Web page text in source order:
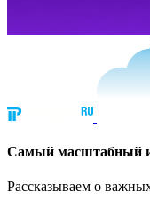
Cамый масштабный
Рассказываем о